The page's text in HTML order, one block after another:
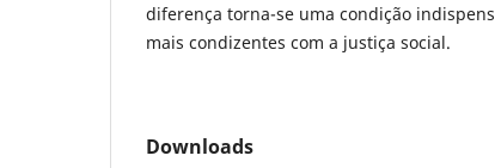
diferença torna-se uma condição
mais condizentes com a justiça social.
Downloads